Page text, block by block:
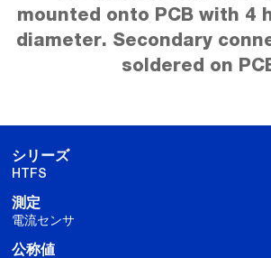
mounted onto PCB with 4
diameter. Secondary
soldered on
シリーズ
HTFS
測定
電流センサ
公称値